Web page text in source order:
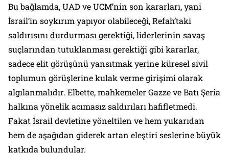
Bu bağlamda, UAD ve UCM’nin son kararları, yani
İsrail’in soykırım yapıyor olabileceği, Refah’taki
saldırısını durdurması gerektiği, liderlerinin savaş
suçlarından tutuklanması gerektiği gibi kararlar,
sadece elit görüşünü yansıtmak yerine küresel sivil
toplumun görüşlerine kulak verme girişimi olarak
algılanmalıdır. Elbette, mahkemeler Gazze ve Batı Şeria
halkına yönelik acımasız saldırıları hafifletmedi.
Fakat İsrail devletine yöneltilen ve hem yukarıdan
hem de aşağıdan giderek artan eleştiri seslerine büyük
katkıda bulundular.